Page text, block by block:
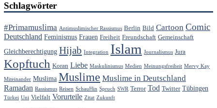
Schlagwörter
#Primamuslima Antimuslimischer Rassismus Berlin Bild Cartoon Comic
Deutschland Feminismus Frauen Freiheit Freundschaft Gemeinschaft
Gleichberechtigung Hijab Integration Islam Journalismus Jura
Kopftuch Koran Liebe Maskulinismus Medien Meinungsfreiheit Mervy Kay
Miteinander Muslima Muslime Muslime in Deutschland
Ramadan Rassismus Reisen SchauHin Spruch SWR Terror Tod Twitter Tübingen
Türkei Uni Vielfalt Vorurteile Zitat Zukunft